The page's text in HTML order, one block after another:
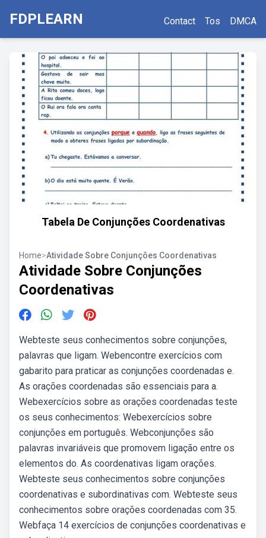
FDPLEARN Contact Tos DMCA
Tabela De Conjunções Coordenativas
Home>Atividade Sobre Conjunções Coordenativas
Atividade Sobre Conjunções
Coordenativas
Webteste seus conhecimentos sobre conjunções,
palavras que ligam. Webencontre exercícios com
gabarito para praticar as conjunções coordenadas e.
As orações coordenadas são essenciais para a.
Webexercícios sobre as orações coordenadas teste
os seus conhecimentos: Webexercícios sobre
conjunções em português. Webconjunções são
palavras invariáveis que promovem ligação entre os
elementos do. As coordenativas ligam orações.
Webteste seus conhecimentos sobre conjunções
coordenativas e subordinativas com. Webteste seus
conhecimentos sobre orações coordenadas com 35.
Webfaça 14 exercícios de conjunções coordenativas e